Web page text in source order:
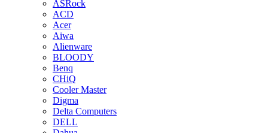
ASRock
ACD
Acer
Aiwa
Alienware
BLOODY
Benq
CHiQ
Cooler Master
Digma
Delta Computers
DELL